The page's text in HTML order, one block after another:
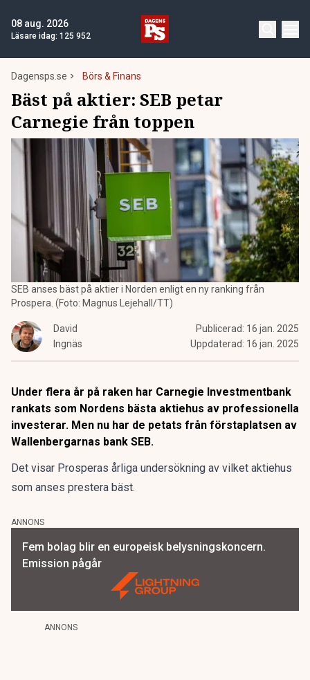
08 aug. 2026
Läsare idag: 125 952
Dagensps.se Börs & Finans
Bäst på aktier: SEB petar
Carnegie från toppen
SEB anses bäst på aktier i Norden enligt en ny ranking från
Prospera. (Foto: Magnus Lejehall/TT)
David
Ingnäs
Publicerad: 16 jan. 2025
Uppdaterad: 16 jan. 2025
Under flera år på raken har Carnegie Investmentbank
rankats som Nordens bästa aktiehus av professionella
investerar. Men nu har de petats från förstaplatsen av
Wallenbergarnas bank SEB.
Det visar Prosperas årliga undersökning av vilket aktiehus
som anses prestera bäst.
ANNONS
Fem bolag blir en europeisk belysningskoncern.
Emission pågår
ANNONS